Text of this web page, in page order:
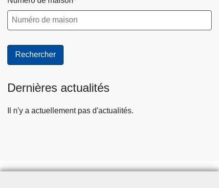
Dernières actualités
Il n'y a actuellement pas d'actualités.